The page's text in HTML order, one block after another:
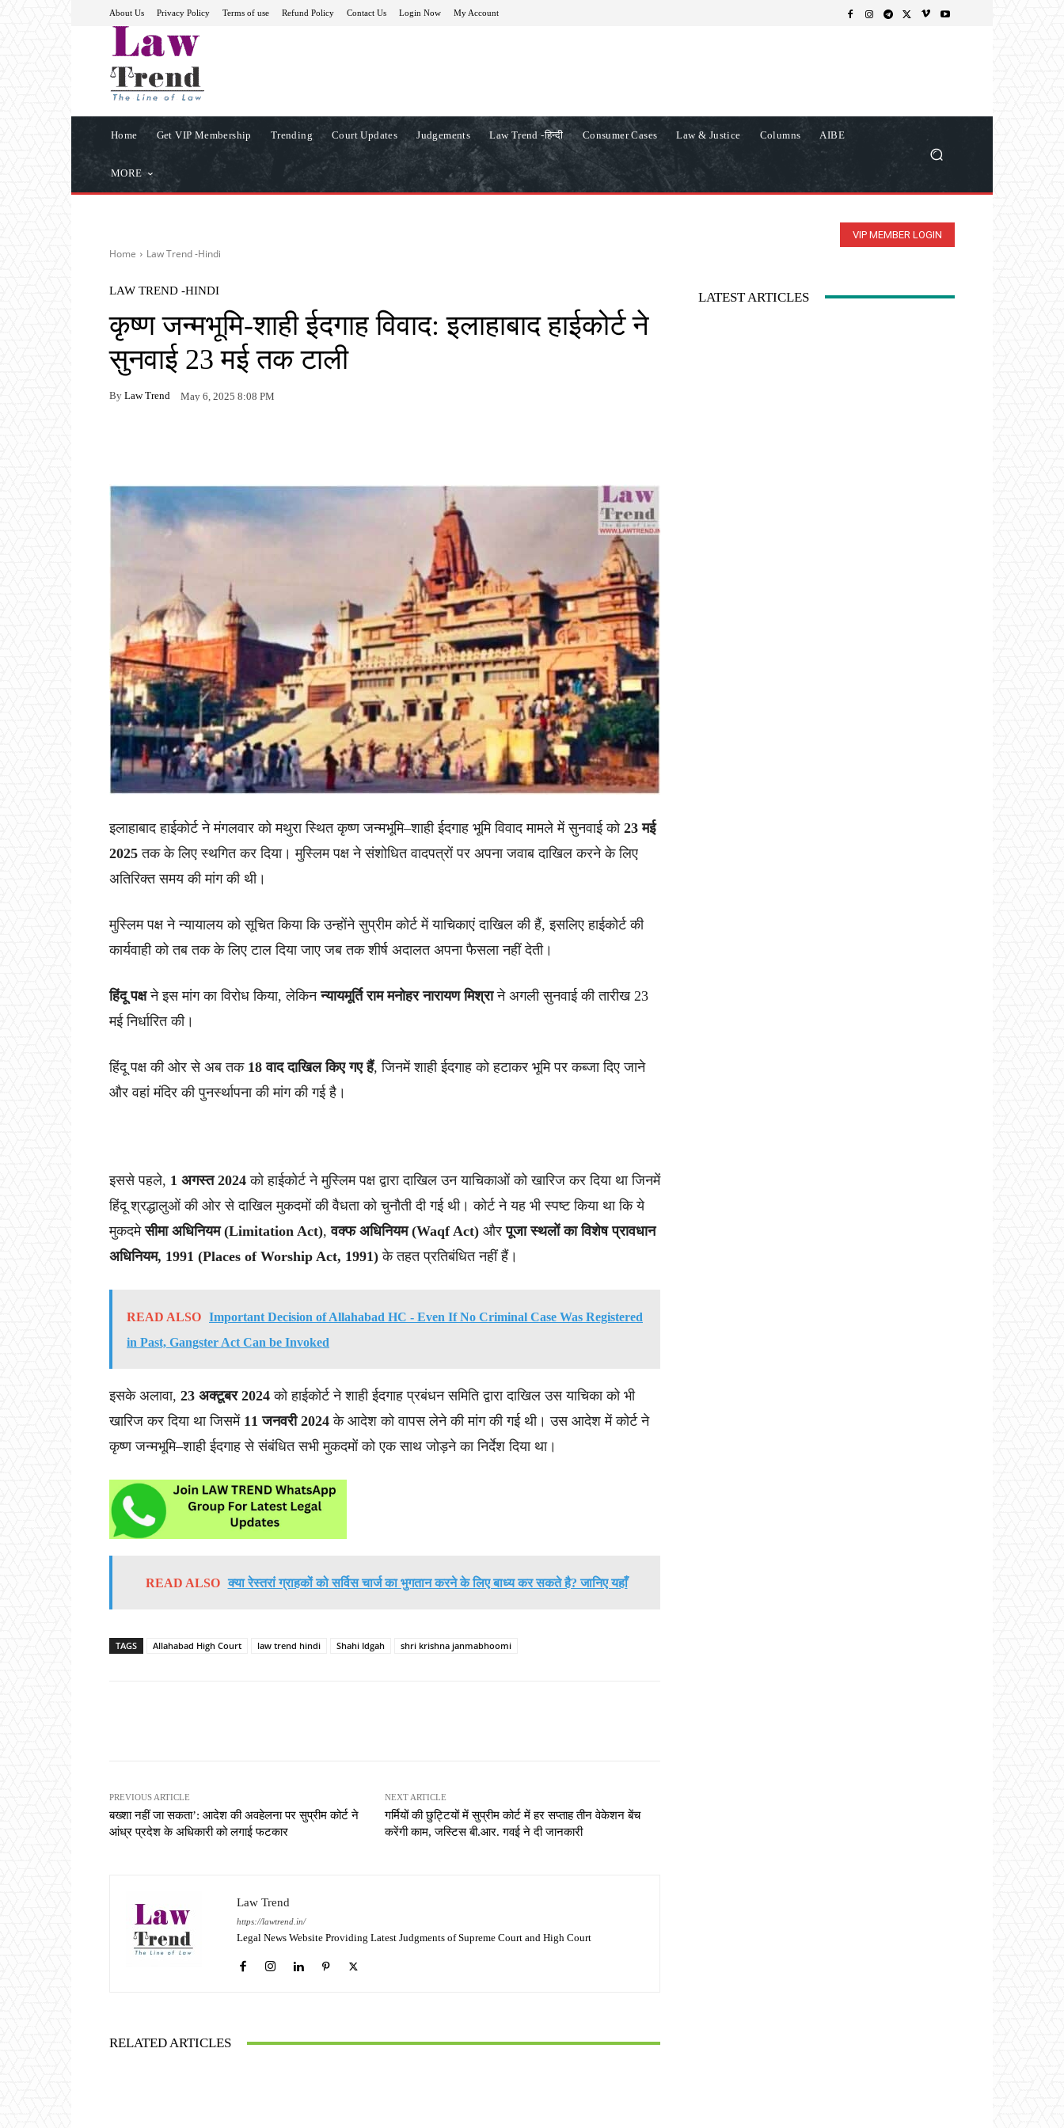
About Us Privacy Policy Terms of use Refund Policy Contact Us Login Now My Account
Home Get VIP Membership Trending Court Updates Judgements Law Trend -हिन्दी Consumer Cases Law & Justice Columns AIBE
MORE
VIP MEMBER LOGIN
Home Law Trend -Hindi
LAW TREND -HINDI
कृष्ण जन्मभूमि-शाही ईदगाह विवाद: इलाहाबाद हाईकोर्ट ने
सुनवाई 23 मई तक टाली
By Law Trend May 6, 2025 8:08 PM
इलाहाबाद हाईकोर्ट ने मंगलवार को मथुरा स्थित कृष्ण जन्मभूमि–शाही ईदगाह भूमि विवाद मामले में सुनवाई को 23 मई
2025 तक के लिए स्थगित कर दिया। मुस्लिम पक्ष ने संशोधित वादपत्रों पर अपना जवाब दाखिल करने के लिए
अतिरिक्त समय की मांग की थी।
मुस्लिम पक्ष ने न्यायालय को सूचित किया कि उन्होंने सुप्रीम कोर्ट में याचिकाएं दाखिल की हैं, इसलिए हाईकोर्ट की
कार्यवाही को तब तक के लिए टाल दिया जाए जब तक शीर्ष अदालत अपना फैसला नहीं देती।
हिंदू पक्षने इस मांग का विरोध किया, लेकिनन्यायमूर्ति राम मनोहर नारायण मिश्राने अगली सुनवाई की तारीख 23
मई निर्धारित की।
हिंदू पक्ष की ओर से अब तक 18 वाद दाखिल किए गए हैं, जिनमें शाही ईदगाह को हटाकर भूमि पर कब्जा दिए जाने
और वहां मंदिर की पुनर्स्थापना की मांग की गई है।
इससे पहले, 1 अगस्त 2024 को हाईकोर्ट ने मुस्लिम पक्ष द्वारा दाखिल उन याचिकाओं को खारिज कर दिया था जिनमें
हिंदू श्रद्धालुओं की ओर से दाखिल मुकदमों की वैधता को चुनौती दी गई थी। कोर्ट ने यह भी स्पष्ट किया था कि ये
मुकदमेसीमा अधिनियम (Limitation Act),वक्फ अधिनियम (Waqf Act) औरपूजा स्थलों का विशेष प्रावधान
अधिनियम, 1991 (Places of Worship Act, 1991) के तहत प्रतिबंधित नहीं हैं।
READ ALSO Important Decision of Allahabad HC - Even If No Criminal Case Was Registered
in Past, Gangster Act Can be Invoked
इसके अलावा, 23 अक्टूबर 2024 को हाईकोर्ट ने शाही ईदगाह प्रबंधन समिति द्वारा दाखिल उस याचिका को भी
खारिज कर दिया था जिसमें 11 जनवरी 2024 के आदेश को वापस लेने की मांग की गई थी। उस आदेश में कोर्ट ने
कृष्ण जन्मभूमि–शाही ईदगाह से संबंधित सभी मुकदमों को एक साथ जोड़ने का निर्देश दिया था।
READ ALSO क्या रेस्तरां ग्राहकों को सर्विस चार्ज का भुगतान करने के लिए बाध्य कर सकते है? जानिए यहाँ
TAGS Allahabad High Court law trend hindi Shahi Idgah shri krishna janmabhoomi
PREVIOUS ARTICLE
बख्शा नहीं जा सकता’: आदेश की अवहेलना पर सुप्रीम कोर्ट ने
आंध्र प्रदेश के अधिकारी को लगाई फटकार
NEXT ARTICLE
गर्मियों की छुट्टियों में सुप्रीम कोर्ट में हर सप्ताह तीन वेकेशन बेंच
करेंगी काम, जस्टिस बी.आर. गवई ने दी जानकारी
Law Trend
https://lawtrend.in/
Legal News Website Providing Latest Judgments of Supreme Court and High Court
RELATED ARTICLES
LATEST ARTICLES